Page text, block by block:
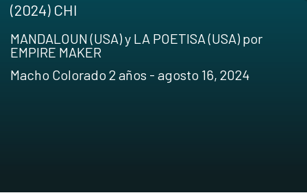
(2024) CHI
MANDALOUN (USA) y LA POETISA (USA) por
EMPIRE MAKER
Macho Colorado 2 años - agosto 16, 2024